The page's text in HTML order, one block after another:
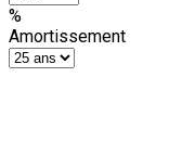
%
Amortissement